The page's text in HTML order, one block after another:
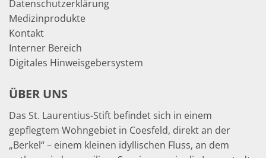
Datenschutzerklärung
Medizinprodukte
Kontakt
Interner Bereich
Digitales Hinweisgebersystem
ÜBER UNS
Das St. Laurentius-Stift befindet sich in einem
gepflegtem Wohngebiet in Coesfeld, direkt an der
„Berkel“ – einem kleinen idyllischen Fluss, an dem